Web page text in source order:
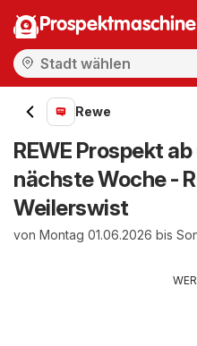
Prospektmaschine
Rewe
REWE Prospekt
nächste Woche -
Weilerswist
von Montag 01.06.2026 bis